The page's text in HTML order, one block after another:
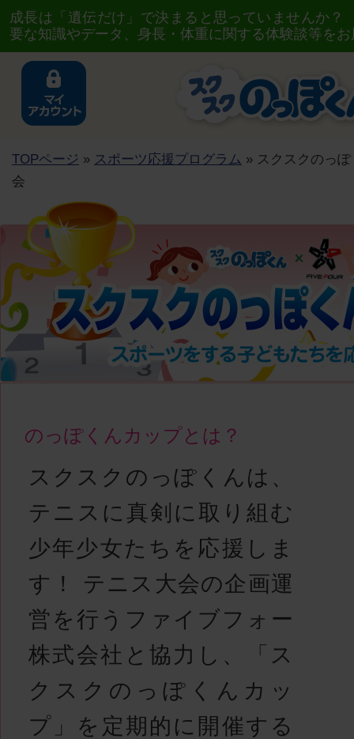
成長は「遺伝だけ」で決まると思っていませんか
要な知識やデータ、身長・体重に関する体験談等を
TOPページ » スポーツ応援プログラム » スクスクのっ
会
のっぽくんカップとは？
スクスクのっぽくんは、
テニスに真剣に取り組む
少年少女たちを応援しま
す！ テニス大会の企画運
営を行うファイブフォー
株式会社と協力し、「ス
クスクのっぽくんカッ
プ」を定期的に開催する